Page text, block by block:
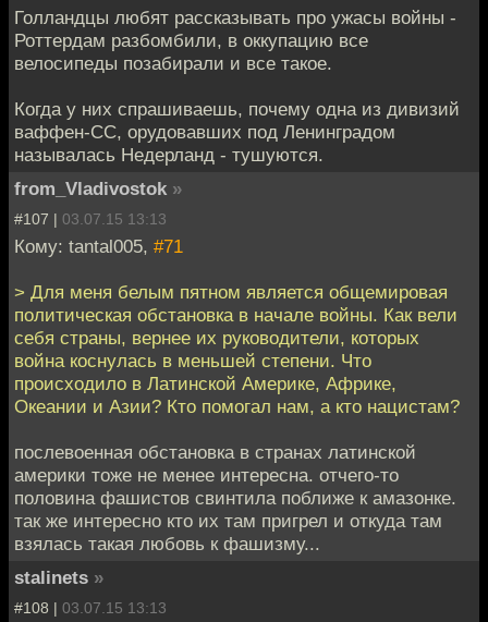
Голландцы любят рассказывать про ужасы войны -
Роттердам разбомбили, в оккупацию все
велосипеды позабирали и все такое.
Когда у них спрашиваешь, почему одна из дивизий
ваффен-СС, орудовавших под Ленинградом
называлась Недерланд - тушуются.
from_Vladivostok »
#107 | 03.07.15 13:13
Кому: tantal005, #71
> Для меня белым пятном является общемировая
политическая обстановка в начале войны. Как вели
себя страны, вернее их руководители, которых
война коснулась в меньшей степени. Что
происходило в Латинской Америке, Африке,
Океании и Азии? Кто помогал нам, а кто нацистам?
послевоенная обстановка в странах латинской
америки тоже не менее интересна. отчего-то
половина фашистов свинтила поближе к амазонке.
так же интересно кто их там пригрел и откуда там
взялась такая любовь к фашизму...
stalinets »
#108 | 03.07.15 13:13